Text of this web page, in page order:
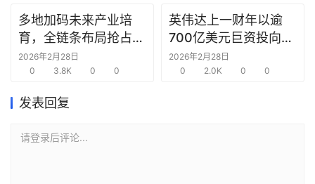
窗
合
多地加码未来产业培
育，全链条布局抢占新
赛道先机
2026年2月28日
0
3.8K 0 0
英伟达上一财年以逾
700亿美元巨资投向合
作方，竭力巩固AI芯片
需求
2026年2月28日
0
2.0K 0 0
发表回复
请登录后评论...